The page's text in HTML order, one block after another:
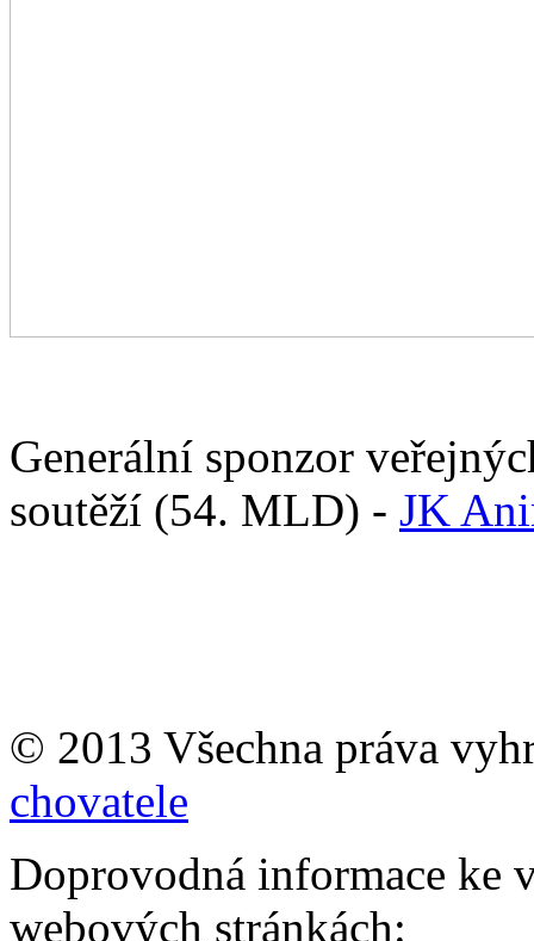
Generální sponzor
soutěží (54. MLD) - JK
© 2013 Všechna práva
chovatele
Doprovodná informace ke
webových stránkách: